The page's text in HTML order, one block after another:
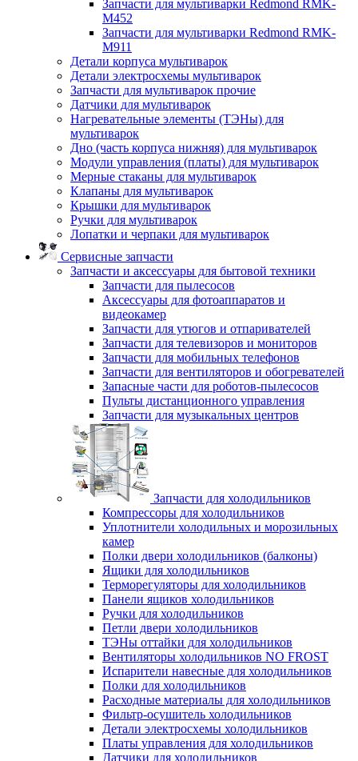
Запчасти для мультиварки Redmond RMK-
M452
Запчасти для мультиварки Redmond RMK-
M911
Детали корпуса мультиварок
Детали электросхемы мультиварок
Запчасти для мультиварок прочие
Датчики для мультиварок
Нагревательные элементы (ТЭНы) для
мультиварок
Дно (часть корпуса нижняя) для мультиварок
Модули управления (платы) для мультиварок
Мерные стаканы для мультиварок
Клапаны для мультиварок
Крышки для мультиварок
Ручки для мультиварок
Лопатки и черпаки для мультиварок
Сервисные запчасти
Запчасти и аксессуары для бытовой техники
Запчасти для пылесосов
Аксессуары для фотоаппаратов и
видеокамер
Запчасти для утюгов и отпаривателей
Запчасти для телевизоров и мониторов
Запчасти для мобильных телефонов
Запчасти для вентиляторов и обогревателей
Запасные части для роботов-пылесосов
Пульты дистанционного управления
Запчасти для музыкальных центров
Запчасти для холодильников
Компрессоры для холодильников
Уплотнители холодильных и морозильных
камер
Полки двери холодильников (балконы)
Ящики для холодильников
Терморегуляторы для холодильников
Панели ящиков холодильников
Ручки для холодильников
Петли двери холодильников
ТЭНы оттайки для холодильников
Вентиляторы холодильников NO FROST
Испарители навесные для холодильников
Полки для холодильников
Расходные материалы для холодильников
Фильтр-осушитель холодильников
Детали электросхемы холодильников
Платы управления для холодильников
Датчики для холодильников